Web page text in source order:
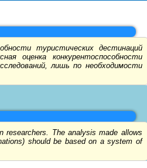
туристических дестинаций
оценка конкурентоспособности
лишь по необходимости
The analysis made allows
should be based on a system of